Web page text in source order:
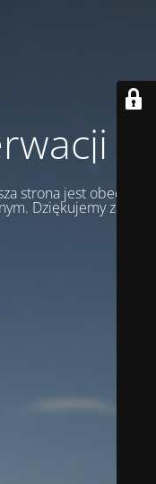
strona jest obecnie
Dziękujemy za